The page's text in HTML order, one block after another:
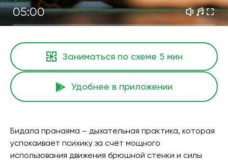
05:00
Заниматься по схеме 5 мин
Удобнее в приложении
Бидала пранаяма – дыхательная практика, которая
успокаивает психику за счёт мощного
использования движения брюшной стенки и силы